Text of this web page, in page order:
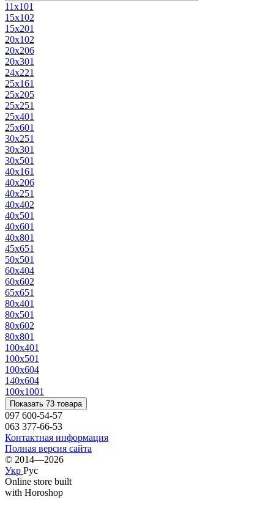
11х101
15х102
15х201
20х102
20х206
20х301
24х221
25х161
25х205
25х251
25х401
25х601
30х251
30х301
30х501
40х161
40х206
40х251
40х402
40х501
40х601
40х801
45х651
50х501
60х404
60х602
65х651
80х401
80х501
80х602
80х801
100х401
100х501
100х604
140х604
100х1001
Показать 73 товара
097 600-54-57
063 377-66-53
Контактная информация
Полная версия сайта
© 2014—2026
Укр Рус
Online store built
with Horoshop